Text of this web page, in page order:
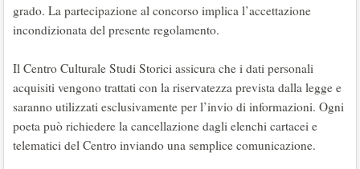
grado. La partecipazione al concorso implica l’accettazione
incondizionata del presente regolamento.
Il Centro Culturale Studi Storici assicura che i dati personali
acquisiti vengono trattati con la riservatezza prevista dalla legge e
saranno utilizzati esclusivamente per l’invio di informazioni. Ogni
poeta può richiedere la cancellazione dagli elenchi cartacei e
telematici del Centro inviando una semplice comunicazione.